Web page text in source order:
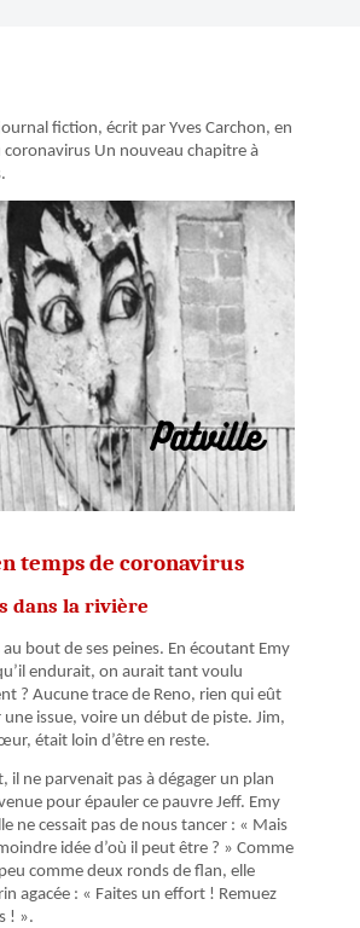
fiction, écrit par Yves Carchon, en
Un nouveau chapitre à
temps de coronavirus
dans la rivière
au bout de ses peines. En écoutant Emy
endurait, on aurait tant voulu
? Aucune trace de Reno, rien qui eût
une issue, voire un début de piste. Jim,
était loin d’être en reste.
il ne parvenait pas à dégager un plan
pour épauler ce pauvre Jeff. Emy
ne cessait pas de nous tancer : « Mais
idée d’où il peut être ? » Comme
comme deux ronds de flan, elle
agacée : « Faites un effort ! Remuez
! ».